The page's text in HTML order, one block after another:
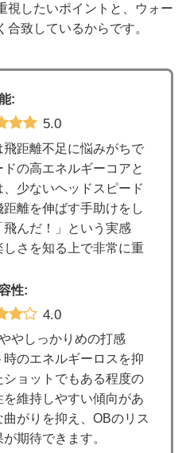
視したいポイントと、ウォー
致しているからです。
:
5.0
距離不足に悩みがちで
の高エネルギーコアと
少ないヘッドスピード
離を伸ばす手助けをし
飛んだ！」という実感
しさを知る上で非常に重
性:
4.0
やしっかりめの打感
時のエネルギーロスを抑
ショットでもある程度の
維持しやすい傾向があ
曲がりを抑え、OBのリス
期待できます。